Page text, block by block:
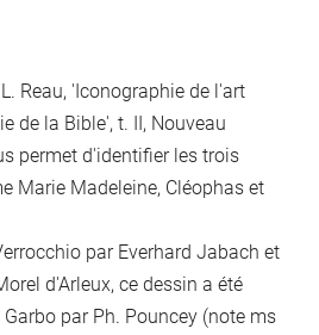
Reau, 'Iconographie de l'art
de la Bible', t. II, Nouveau
permet d'identifier les trois
Marie Madeleine, Cléophas et
par Everhard Jabach et
d'Arleux, ce dessin a été
par Ph. Pouncey (note ms